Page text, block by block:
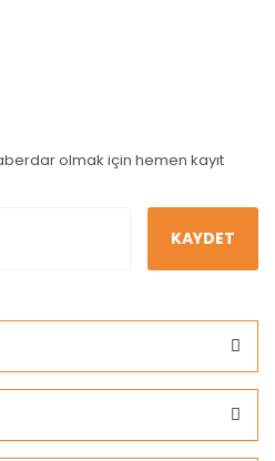
olmak için hemen kayıt
KAYDET